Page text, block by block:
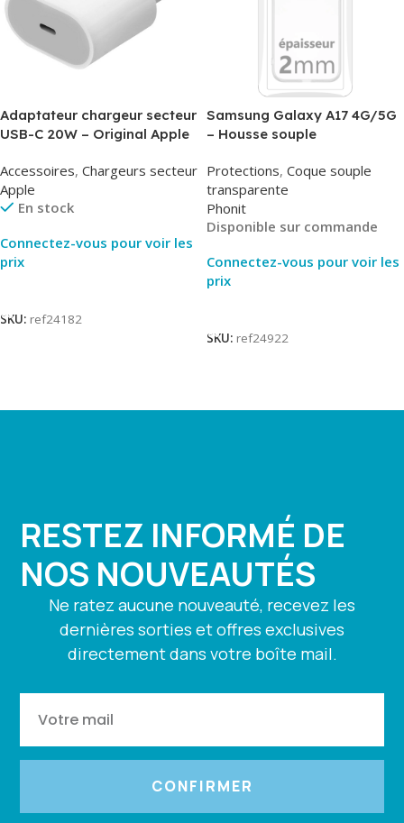
Adaptateur chargeur secteur
USB-C 20W – Original Apple
Accessoires, Chargeurs secteur
Apple
En stock
Connectez-vous pour voir les
prix
SKU: ref24182
Samsung Galaxy A17 4G/5G
– Housse souple
Protections, Coque souple
transparente
Phonit
Disponible sur commande
Connectez-vous pour voir les
prix
SKU: ref24922
RESTEZ INFORMÉ DE
NOS NOUVEAUTÉS
Ne ratez aucune nouveauté, recevez les
dernières sorties et offres exclusives
directement dans votre boîte mail.
CONFIRMER